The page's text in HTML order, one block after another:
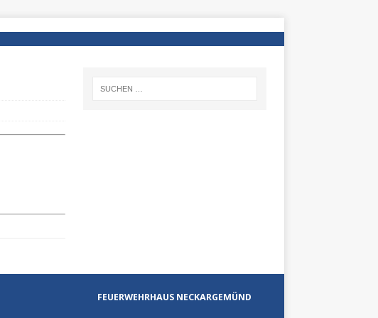
FEUERWEHRHAUS NECKARGEMÜND